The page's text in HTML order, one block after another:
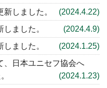
新しました。
(2024.4.22)
しました。
(2024.4.9)
しました。
(2024.1.25)
、日本ユニセフ協会へ
(2024.1.23)